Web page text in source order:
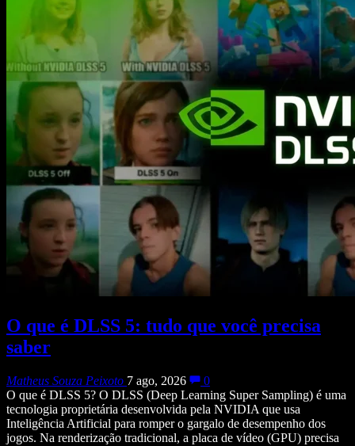
O que é DLSS 5: tudo que você precisa
saber
Matheus Souza Peixoto 7 ago, 2026
0
O que é DLSS 5? O DLSS (Deep Learning Super Sampling) é uma
tecnologia proprietária desenvolvida pela NVIDIA que usa
Inteligência Artificial para romper o gargalo de desempenho dos
jogos. Na renderização tradicional, a placa de vídeo (GPU) precisa